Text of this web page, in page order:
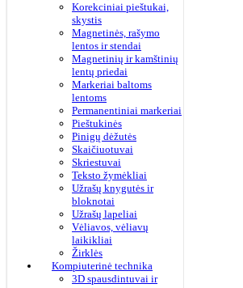
Korekciniai pieštukai,
skystis
Magnetinės, rašymo
lentos ir stendai
Magnetinių ir kamštinių
lentų priedai
Markeriai baltoms
lentoms
Permanentiniai markeriai
Pieštukinės
Pinigų dėžutės
Skaičiuotuvai
Skriestuvai
Teksto žymėkliai
Užrašų knygutės ir
bloknotai
Užrašų lapeliai
Vėliavos, vėliavų
laikikliai
Žirklės
Kompiuterinė technika
3D spausdintuvai ir